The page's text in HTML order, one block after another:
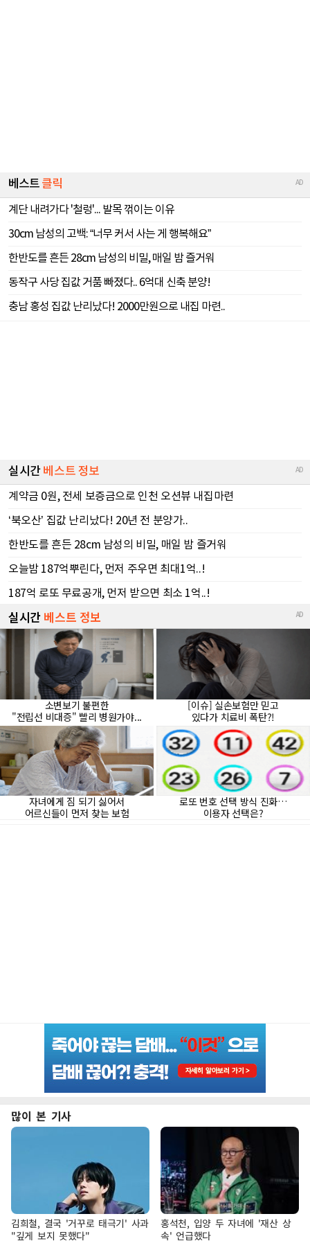
많이 본 기사
김희철, 결국 '거꾸로 태극기' 사과
"깊게 보지 못했다"
홍석천, 입양 두 자녀에 '재산 상
속' 언급했다